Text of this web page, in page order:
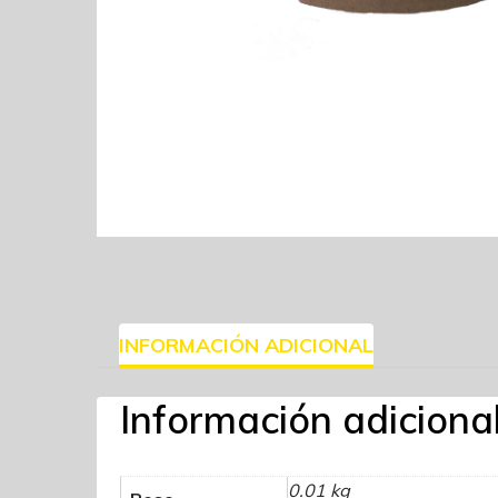
INFORMACIÓN ADICIONAL
Información
0.01 kg